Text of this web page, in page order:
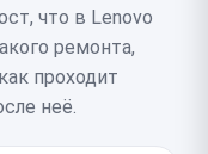
что в Lenovo
ремонта,
проходит
неё.